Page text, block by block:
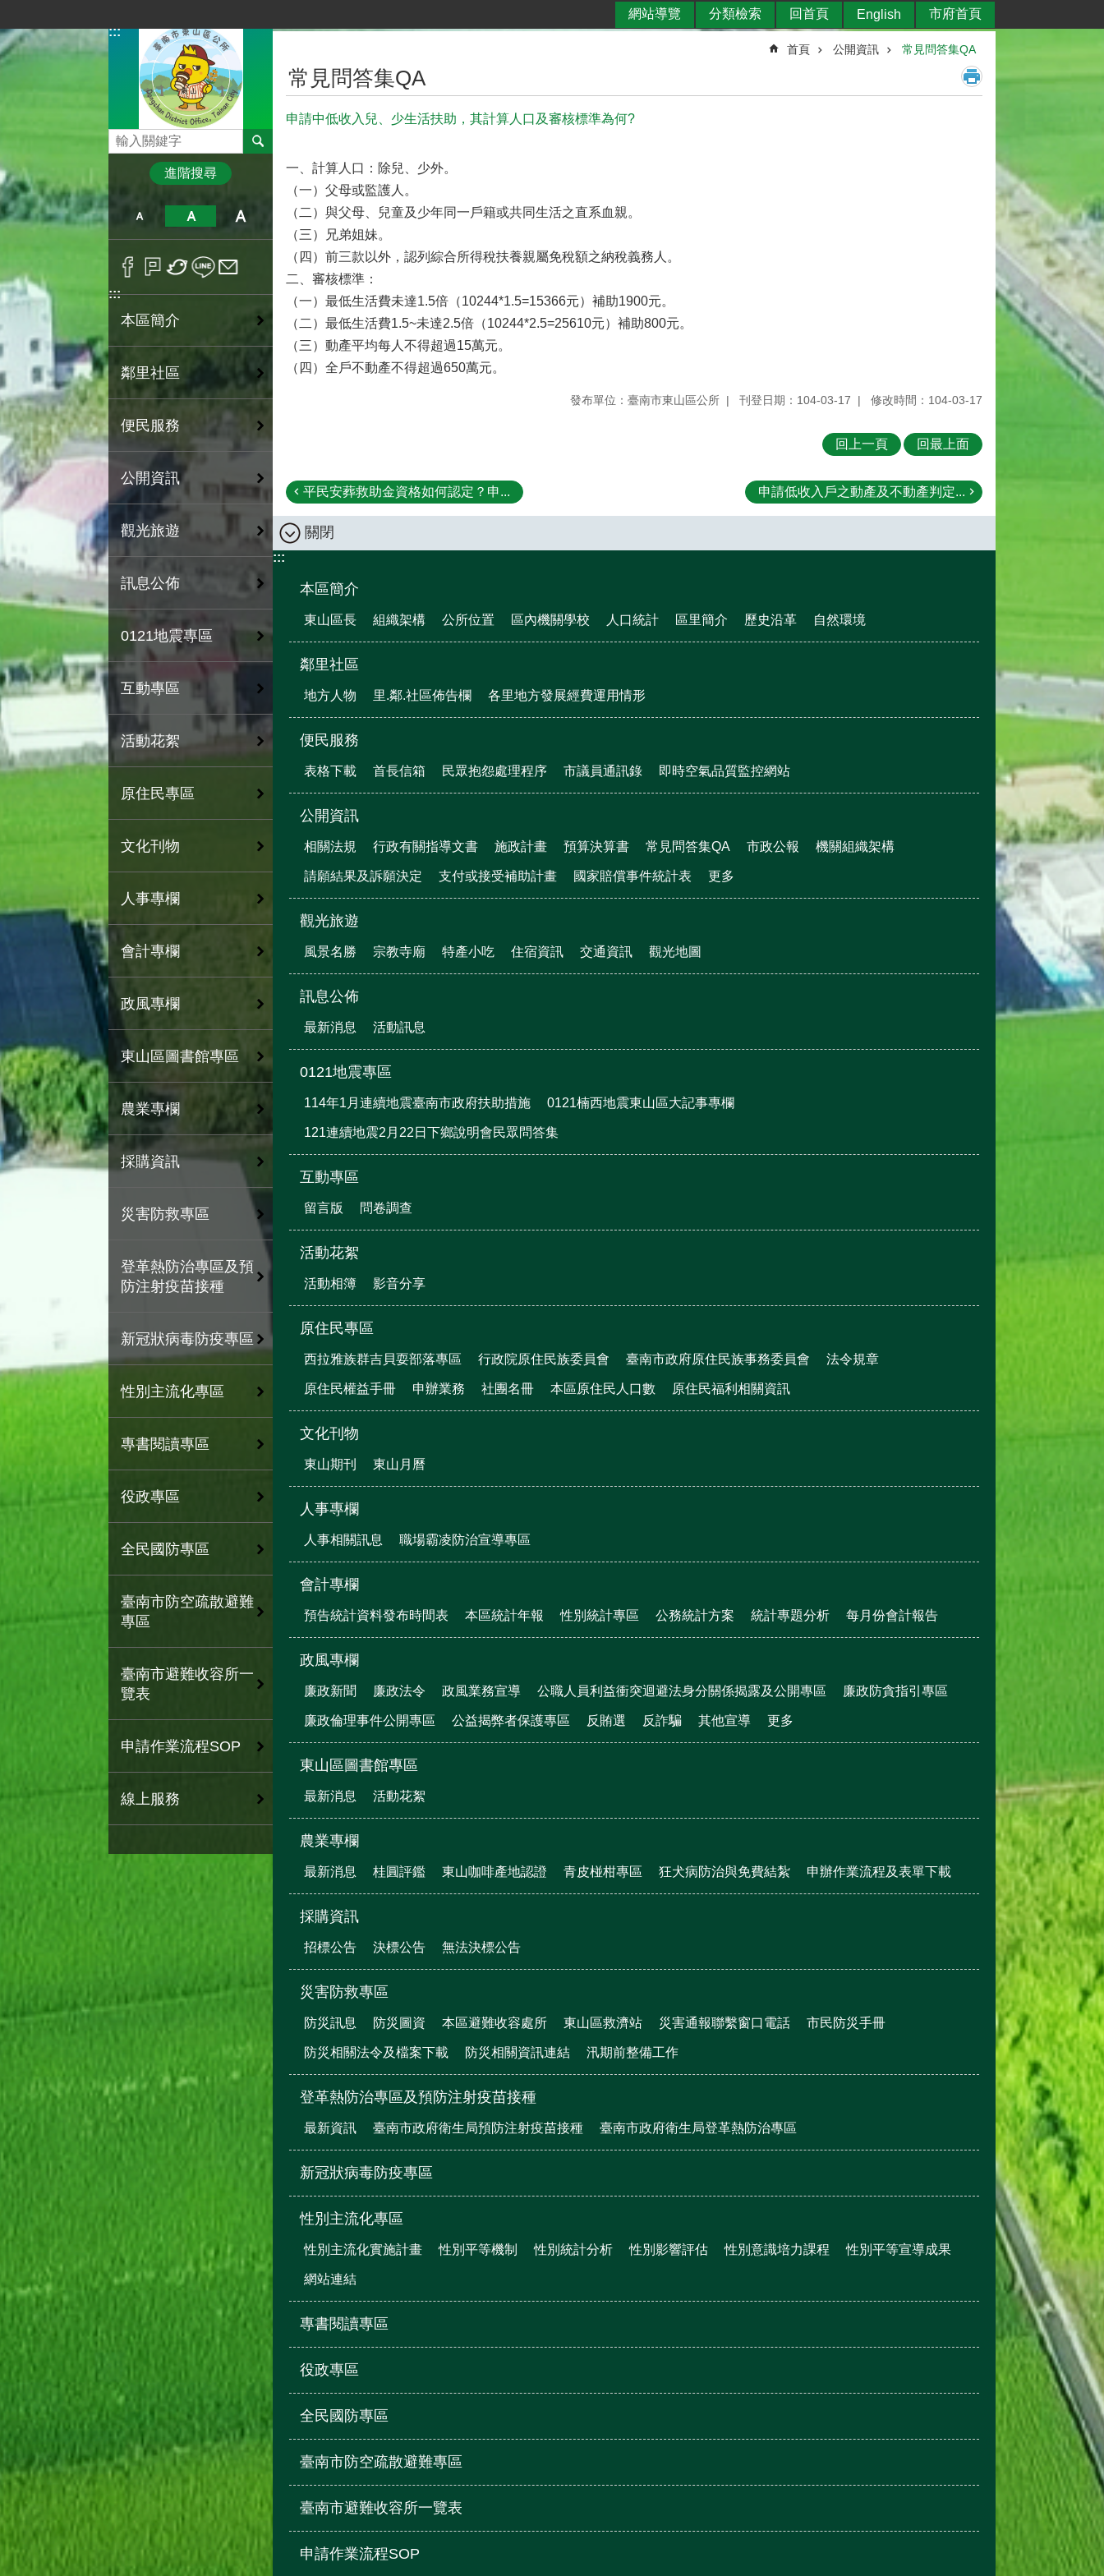
:::
網站導覽 分類檢索 回首頁 English 市府首頁
搜尋
進階搜尋
:::
本區簡介
鄰里社區
便民服務
公開資訊
觀光旅遊
訊息公佈
0121地震專區
互動專區
活動花絮
原住民專區
文化刊物
人事專欄
會計專欄
政風專欄
東山區圖書館專區
農業專欄
採購資訊
災害防救專區
登革熱防治專區及預
防注射疫苗接種
新冠狀病毒防疫專區
性別主流化專區
專書閱讀專區
役政專區
全民國防專區
臺南市防空疏散避難
專區
臺南市避難收容所一
覽表
申請作業流程SOP
線上服務
首頁 公開資訊 常見問答集QA
常見問答集QA
申請中低收入兒、少生活扶助，其計算人口及審核標準為何?
一、計算人口：除兒、少外。
（一）父母或監護人。
（二）與父母、兒童及少年同一戶籍或共同生活之直系血親。
（三）兄弟姐妹。
（四）前三款以外，認列綜合所得稅扶養親屬免稅額之納稅義務人。
二、審核標準：
（一）最低生活費未達1.5倍（10244*1.5=15366元）補助1900元。
（二）最低生活費1.5~未達2.5倍（10244*2.5=25610元）補助800元。
（三）動產平均每人不得超過15萬元。
（四）全戶不動產不得超過650萬元。
發布單位：臺南市東山區公所 刊登日期：104-03-17 修改時間：104-03-17
回上一頁 回最上面
平民安葬救助金資格如何認定？申... 申請低收入戶之動產及不動產判定...
關閉
:::
本區簡介
東山區長 組織架構 公所位置 區內機關學校 人口統計 區里簡介 歷史沿革 自然環境
鄰里社區
地方人物 里.鄰.社區佈告欄 各里地方發展經費運用情形
便民服務
表格下載 首長信箱 民眾抱怨處理程序 市議員通訊錄 即時空氣品質監控網站
公開資訊
相關法規 行政有關指導文書 施政計畫 預算決算書 常見問答集QA 市政公報 機關組織架構
請願結果及訴願決定 支付或接受補助計畫 國家賠償事件統計表 更多
觀光旅遊
風景名勝 宗教寺廟 特產小吃 住宿資訊 交通資訊 觀光地圖
訊息公佈
最新消息 活動訊息
0121地震專區
114年1月連續地震臺南市政府扶助措施 0121楠西地震東山區大記事專欄
121連續地震2月22日下鄉說明會民眾問答集
互動專區
留言版 問卷調查
活動花絮
活動相簿 影音分享
原住民專區
西拉雅族群吉貝耍部落專區 行政院原住民族委員會 臺南市政府原住民族事務委員會 法令規章
原住民權益手冊 申辦業務 社團名冊 本區原住民人口數 原住民福利相關資訊
文化刊物
東山期刊 東山月曆
人事專欄
人事相關訊息 職場霸凌防治宣導專區
會計專欄
預告統計資料發布時間表 本區統計年報 性別統計專區 公務統計方案 統計專題分析 每月份會計報告
政風專欄
廉政新聞 廉政法令 政風業務宣導 公職人員利益衝突迴避法身分關係揭露及公開專區 廉政防貪指引專區
廉政倫理事件公開專區 公益揭弊者保護專區 反賄選 反詐騙 其他宣導 更多
東山區圖書館專區
最新消息 活動花絮
農業專欄
最新消息 桂圓評鑑 東山咖啡產地認證 青皮椪柑專區 狂犬病防治與免費結紮 申辦作業流程及表單下載
採購資訊
招標公告 決標公告 無法決標公告
災害防救專區
防災訊息 防災圖資 本區避難收容處所 東山區救濟站 災害通報聯繫窗口電話 市民防災手冊
防災相關法令及檔案下載 防災相關資訊連結 汛期前整備工作
登革熱防治專區及預防注射疫苗接種
最新資訊 臺南市政府衛生局預防注射疫苗接種 臺南市政府衛生局登革熱防治專區
新冠狀病毒防疫專區
性別主流化專區
性別主流化實施計畫 性別平等機制 性別統計分析 性別影響評估 性別意識培力課程 性別平等宣導成果
網站連結
專書閱讀專區
役政專區
全民國防專區
臺南市防空疏散避難專區
臺南市避難收容所一覽表
申請作業流程SOP